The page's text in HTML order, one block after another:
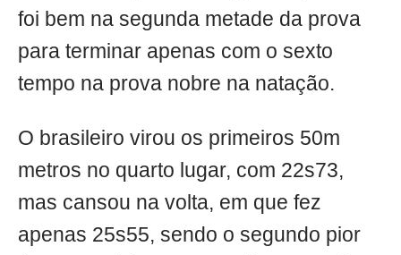
foi bem na segunda metade da prova
para terminar apenas com o sexto
tempo na prova nobre na natação.
O brasileiro virou os primeiros 50m
metros no quarto lugar, com 22s73,
mas cansou na volta, em que fez
apenas 25s55, sendo o segundo pior